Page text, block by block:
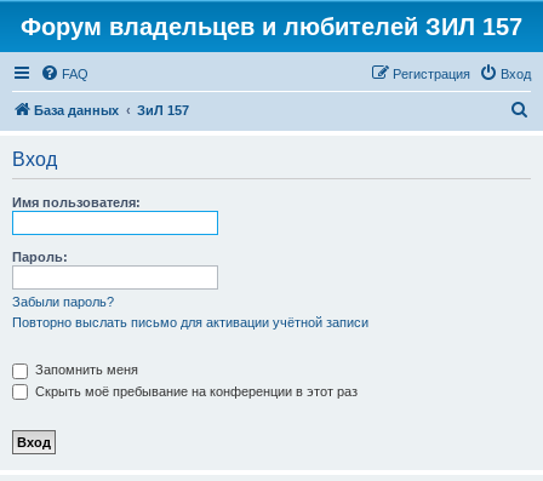
Форум владельцев и любителей ЗИЛ 157
FAQ Вход
Регистрация
База данных ЗиЛ 157
Вход
Имя пользователя:
Пароль:
Забыли пароль?
Повторно выслать письмо для активации учётной записи
Запомнить меня
Скрыть моё пребывание на конференции в этот раз